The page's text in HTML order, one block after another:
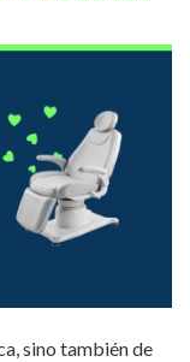
sino también de